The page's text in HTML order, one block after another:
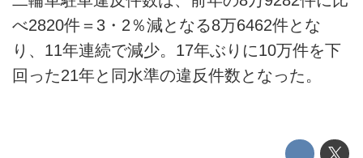
べ2820件＝3・2％減となる8万6462件とな
り、11年連続で減少。17年ぶりに10万件を下
回った21年と同水準の違反件数となった。